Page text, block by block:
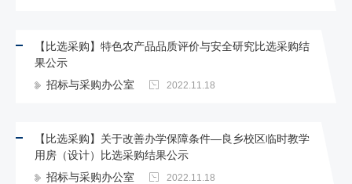
【比选采购】特色农产品品质评价与安全研究比选采购结
果公示
招标与采购办公室
2022.11.18
【比选采购】关于改善办学保障条件—良乡校区临时教学
用房（设计）比选采购结果公示
招标与采购办公室
2022.11.18